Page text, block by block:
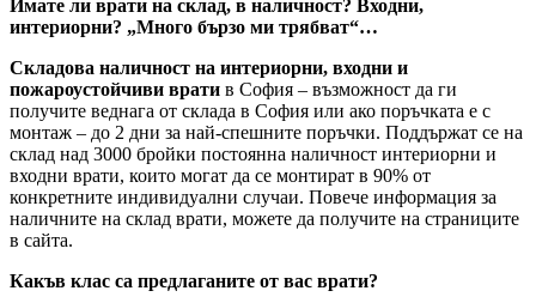
Имате ли врати на склад, в наличност? Входни,
интериорни? „Много бързо ми трябват“…
Складова наличност на интериорни, входни и
пожароустойчиви врати в София – възможност да ги
получите веднага от склада в София или ако поръчката е с
монтаж – до 2 дни за най-спешните поръчки. Поддържат се на
склад над 3000 бройки постоянна наличност интериорни и
входни врати, които могат да се монтират в 90% от
конкретните индивидуални случаи. Повече информация за
наличните на склад врати, можете да получите на страниците
в сайта.
Какъв клас са предлаганите от вас врати?